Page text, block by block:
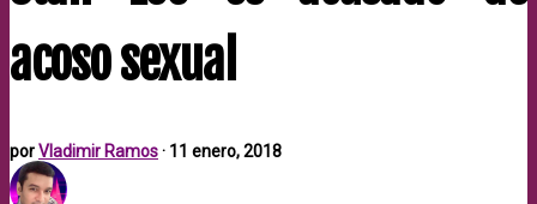
acoso sexual
porVladimir Ramos· 11 enero, 2018